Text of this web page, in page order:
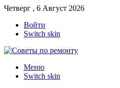
Четверг , 6 Август 2026
Войти
Switch skin
Меню
Switch skin